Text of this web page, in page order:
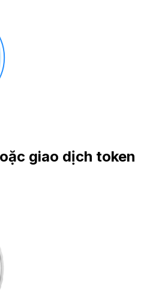
giao dịch token